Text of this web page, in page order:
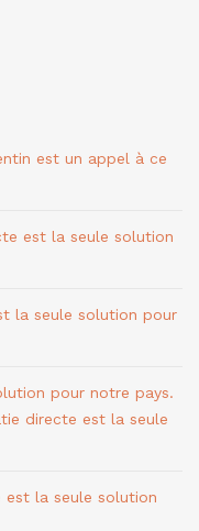
est un appel à ce
est la seule solution
la seule solution pour
pour notre pays.
directe est la seule
la seule solution